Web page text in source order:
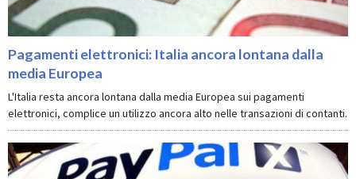
Pagamenti elettronici: Italia ancora lontana dalla
media Europea
L'Italia resta ancora lontana dalla media Europea sui pagamenti
elettronici, complice un utilizzo ancora alto nelle transazioni di contanti.